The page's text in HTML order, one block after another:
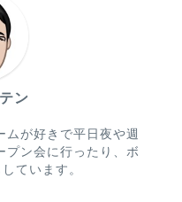
ン
が好きで平日夜や週
プン会に行ったり、ボ
ています。